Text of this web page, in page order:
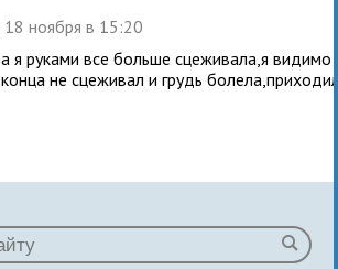
18 ноября в 15:20
а я руками все больше сцеживала,я
конца не сцеживал и грудь